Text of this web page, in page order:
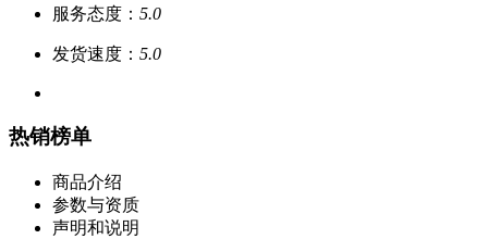
服务态度： 5.0
发货速度： 5.0
热销榜单
商品介绍
参数与资质
声明和说明